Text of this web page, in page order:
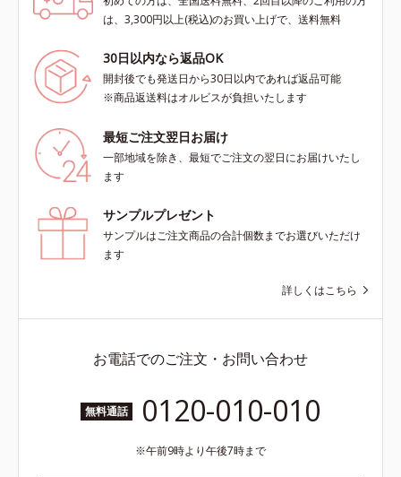
は、3,300円以上(税込)のお買い上げで、送料無料
30日以内なら返品OK
開封後でも発送日から30日以内であれば返品可能
※商品返送料はオルビスが負担いたします
最短ご注文翌日お届け
一部地域を除き、最短でご注文の翌日にお届けいたし
ます
サンプルプレゼント
サンプルはご注文商品の合計個数までお選びいただけ
ます
詳しくはこちら
お電話でのご注文・お問い合わせ
無料通話 0120-010-010
午前9時より午後7時まで